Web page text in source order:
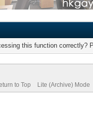
this function correctly?
to Top Lite (Archive) Mode